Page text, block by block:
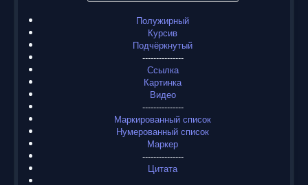
Полужирный
Курсив
Подчёркнутый
---------------
Ссылка
Картинка
Видео
---------------
Маркированный список
Нумерованный список
Маркер
---------------
Цитата